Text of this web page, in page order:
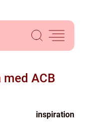
ACB
inspiration